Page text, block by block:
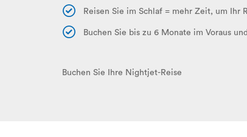
Reisen Sie im Schlaf = mehr Zeit, um Ihr
Buchen Sie bis zu 6 Monate im Voraus
Buchen Sie Ihre Nightjet-Reise